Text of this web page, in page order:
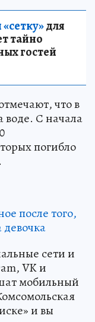
для
тайно
гостей
что в
воде. С начала
погибло
после того,
сети и
VK и
мобильный
и вы